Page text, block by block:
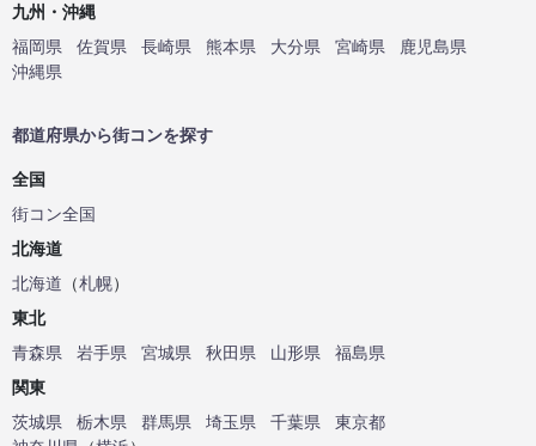
九州・沖縄
福岡県
佐賀県 長崎県 熊本県 大分県 宮崎県
鹿児島県
沖縄県
都道府県から街コンを探す
全国
街コン全国
北海道
北海道 （札幌）
東北
青森県
岩手県 宮城県 秋田県 山形県
福島県
関東
茨城県
栃木県 群馬県 埼玉県 千葉県
東京都